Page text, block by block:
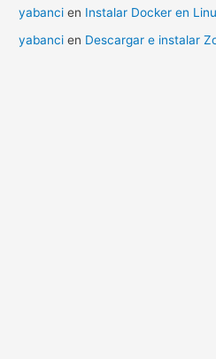
yabanci en Instalar Docker en
yabanci en Descargar e instalar